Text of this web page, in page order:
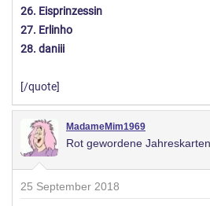
26. Eisprinzessin
27. Erlinho
28. daniii
[/quote]
MadameMim1969
Rot gewordene
25 September 2018